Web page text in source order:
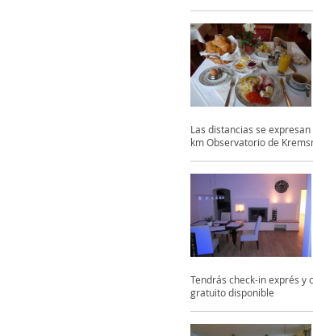
Las distancias se
km Observatorio de
Tendrás check-in exprés y
gratuito disponible